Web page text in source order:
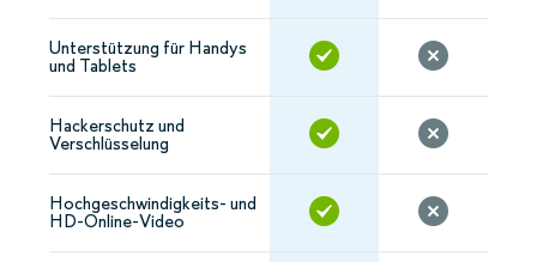
Unterstützung für Handys
und Tablets
Hackerschutz und
Verschlüsselung
Hochgeschwindigkeits- und
HD-Online-Video